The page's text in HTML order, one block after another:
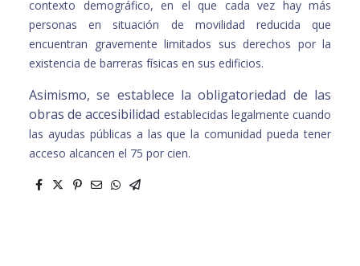
contexto demográfico, en el que cada vez hay más
personas en situación de movilidad reducida que
encuentran gravemente limitados sus derechos por la
existencia de barreras físicas en sus edificios.
Asimismo, se establece la obligatoriedad de las
obras de accesibilidad establecidas legalmente cuando
las ayudas públicas a las que la comunidadpueda tener
acceso alcancen el 75 por cien.